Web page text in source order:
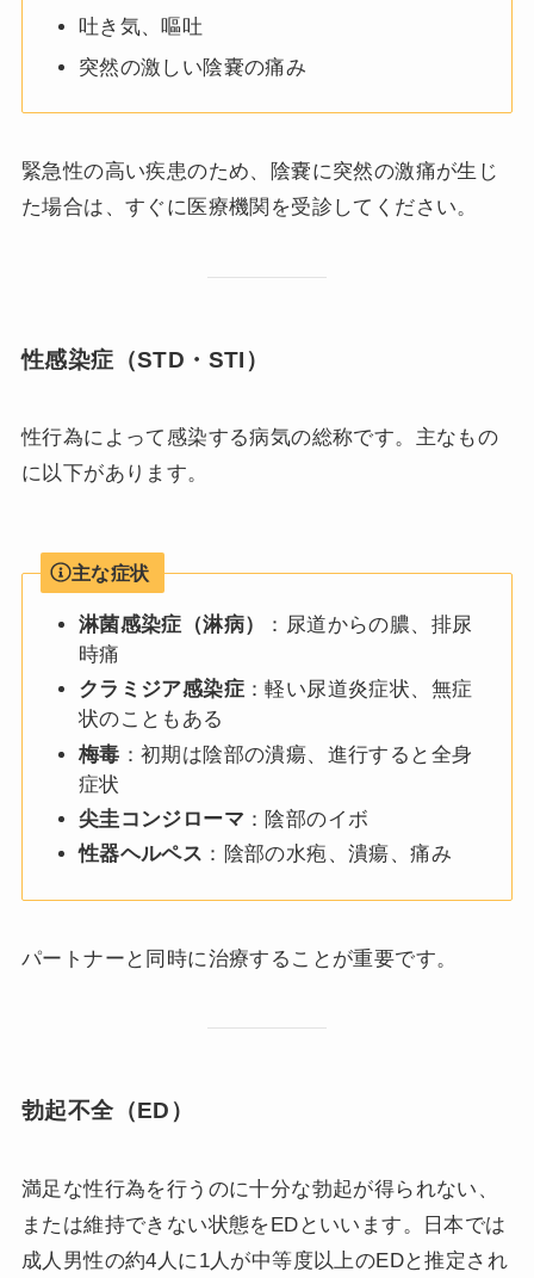
吐き気、嘔吐
突然の激しい陰嚢の痛み
緊急性の高い疾患のため、陰嚢に突然の激痛が生じ
た場合は、すぐに医療機関を受診してください。
性感染症（STD・STI）
性行為によって感染する病気の総称です。主なもの
に以下があります。
主な症状
淋菌感染症（淋病）
：尿道からの膿、排尿
時痛
クラミジア感染症：軽い尿道炎症状、無症
状のこともある
梅毒 ：初期は陰部の潰瘍、進行すると全身
症状
尖圭コンジローマ ：陰部のイボ
性器ヘルペス ：陰部の水疱、潰瘍、痛み
パートナーと同時に治療することが重要です。
勃起不全（ED）
満足な性行為を行うのに十分な勃起が得られない、
または維持できない状態をEDといいます。日本では
成人男性の約4人に1人が中等度以上のEDと推定され